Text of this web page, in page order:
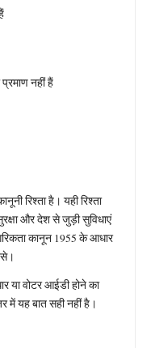
नहीं हैं
रिश्ता है। यही रिश्ता
और देश से जुड़ी सुविधाएं
कानून 1955 के आधार
या वोटर आईडी होने का
में यह बात सही नहीं है।